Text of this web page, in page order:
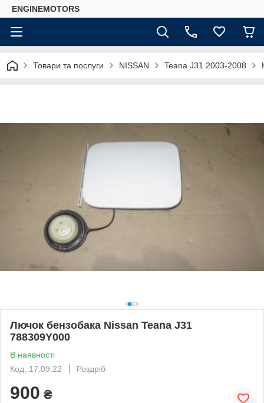
ENGINEMOTORS
Товари та послуги NISSAN Teana J31 2003-2008
Лючок бензобака Nissan Teana J31
788309Y000
В наявності
Код: 17.09.22
Роздріб
900 ₴